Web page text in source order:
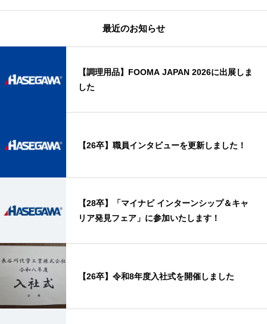
最近のお知らせ
【調理用品】FOOMA JAPAN 2026に出展しま
した
【26卒】職員インタビューを更新しました！
【28卒】「マイナビ インターンシップ＆キャ
リア発見フェア」に参加いたします！
【26卒】令和8年度入社式を開催しました